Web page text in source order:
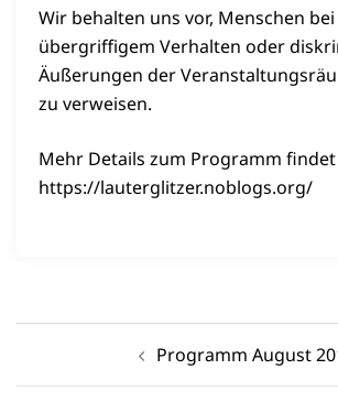
Wir behalten uns vor, Menschen bei
übergriffigem Verhalten oder
Äußerungen der
zu verweisen.
Mehr Details zum Programm
https://lauterglitzer.noblogs.org/
Programm August